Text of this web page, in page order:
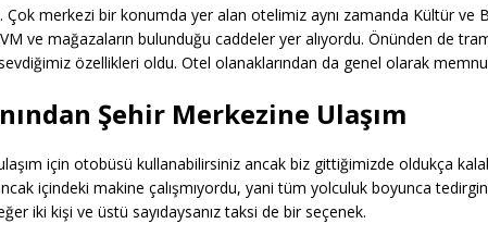
Çok merkezi bir konumda yer alan otelimiz aynı zamanda Kültür ve
ve mağazaların bulunduğu caddeler yer alıyordu. Önünden de
özellikleri oldu. Otel olanaklarından da genel olarak
Şehir Merkezine Ulaşım
için otobüsü kullanabilirsiniz ancak biz gittiğimizde oldukça
içindeki makine çalışmıyordu, yani tüm yolculuk boyunca
iki kişi ve üstü sayıdaysanız taksi de bir seçenek.